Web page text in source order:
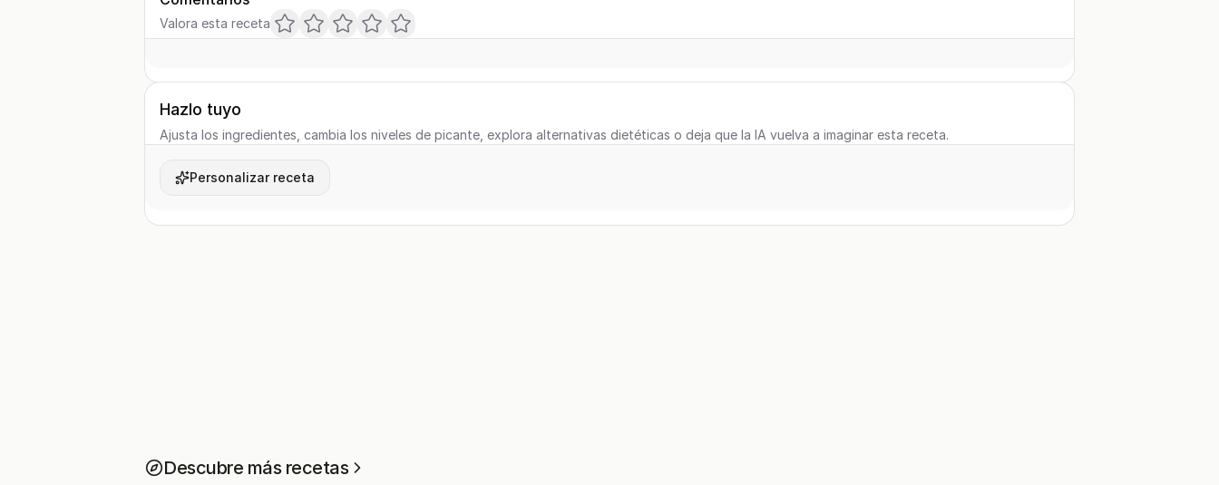
Valora esta receta
Hazlo tuyo
Ajusta los ingredientes, cambia los niveles de picante, explora alternativas dietéticas o deja que la IA vuelva a imaginar esta receta.
Personalizar receta
Descubre más recetas